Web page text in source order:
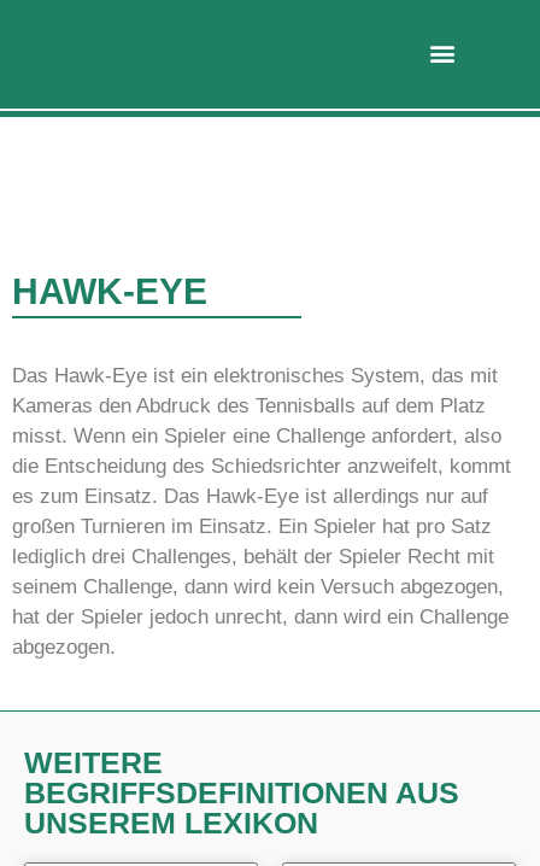
HAWK-EYE
Das Hawk-Eye ist ein elektronisches System, das mit
Kameras den Abdruck des Tennisballs auf dem Platz
misst. Wenn ein Spieler eine Challenge anfordert, also
die Entscheidung des Schiedsrichter anzweifelt, kommt
es zum Einsatz. Das Hawk-Eye ist allerdings nur auf
großen Turnieren im Einsatz. Ein Spieler hat pro Satz
lediglich drei Challenges, behält der Spieler Recht mit
seinem Challenge, dann wird kein Versuch abgezogen,
hat der Spieler jedoch unrecht, dann wird ein Challenge
abgezogen.
WEITERE
BEGRIFFSDEFINITIONEN AUS
UNSEREM LEXIKON